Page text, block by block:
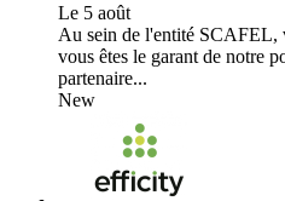
Le 5 août
Au sein de l'entité SCAFEL,
vous êtes le garant de notre
partenaire...
New